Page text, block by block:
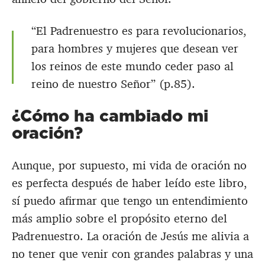
“El Padrenuestro es para revolucionarios,
para hombres y mujeres que desean ver
los reinos de este mundo ceder paso al
reino de nuestro Señor” (p.85).
¿Cómo ha cambiado mi
oración?
Aunque, por supuesto, mi vida de oración no
es perfecta después de haber leído este libro,
sí puedo afirmar que tengo un entendimiento
más amplio sobre el propósito eterno del
Padrenuestro. La oración de Jesús me alivia a
no tener que venir con grandes palabras y una